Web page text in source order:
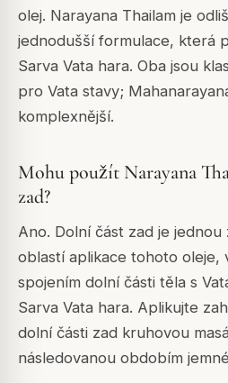
olej. Narayana Thailam je
jednodušší formulace, která
Sarva Vata hara. Oba jsou
pro Vata stavy;
komplexnější.
Mohu použít Narayana
zad?
Ano. Dolní část zad je
oblastí aplikace tohoto oleje,
spojením dolní části těla s
Sarva Vata hara. Aplikujte
dolní části zad kruhovou
následovanou obdobím